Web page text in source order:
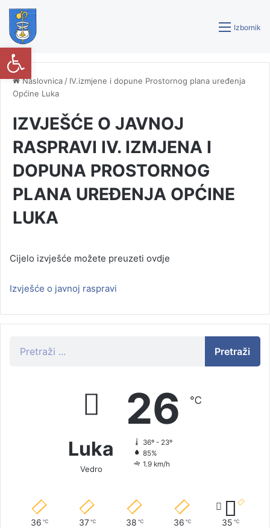
Izbornik
Naslovnica / IV.izmjene i dopune Prostornog plana uređenja
Općine Luka
IZVJEŠĆE O JAVNOJ
RASPRAVI IV. IZMJENA I
DOPUNA PROSTORNOG
PLANA UREĐENJA OPĆINE
LUKA
Cijelo izvješće možete preuzeti ovdje
Izvješće o javnoj raspravi
Pretraži
Luka
Vedro
26 ℃
36º - 23º
85%
1.9 km/h
36 ℃ 37 ℃ 38 ℃ 36 ℃ 35 ℃
Open toolbar